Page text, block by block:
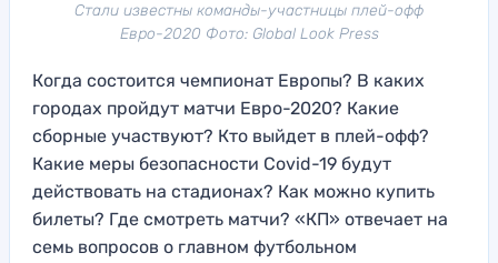
Стали известны команды-участницы плей-офф
Евро-2020 Фото: Global Look Press
Когда состоится чемпионат Европы? В каких
городах пройдут матчи Евро-2020? Какие
сборные участвуют? Кто выйдет в плей-офф?
Какие меры безопасности Covid-19 будут
действовать на стадионах? Как можно купить
билеты? Где смотреть матчи? «КП» отвечает на
семь вопросов о главном футбольном